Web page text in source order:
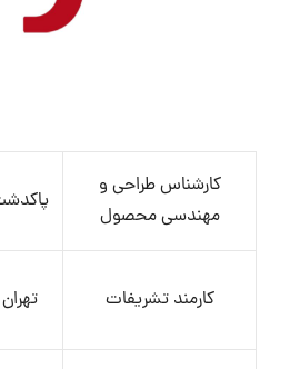
کارشناس طراحی و
مهندسی محصول
کارمند تشریفات تهران